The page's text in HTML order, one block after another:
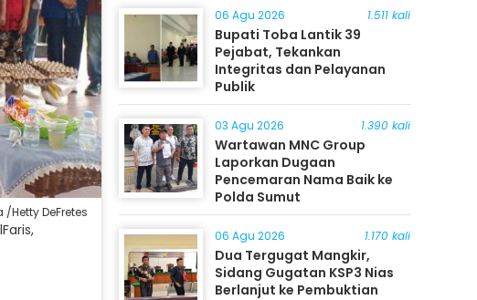
Hetty DeFretes
06 Agu 2026 1.511 kali
Bupati Toba Lantik 39
Pejabat, Tekankan
Integritas dan Pelayanan
Publik
03 Agu 2026 1.390 kali
Wartawan MNC Group
Laporkan Dugaan
Pencemaran Nama Baik ke
Polda Sumut
06 Agu 2026 1.170 kali
Dua Tergugat Mangkir,
Sidang Gugatan KSP3 Nias
Berlanjut ke Pembuktian